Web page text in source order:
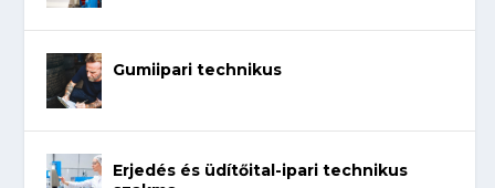
Gumiipari technikus
Erjedés és üdítőital-ipari technikus